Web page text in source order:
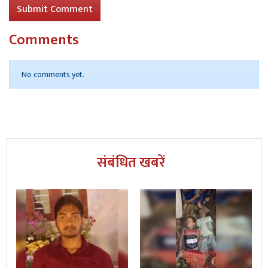
Read Moreपुल निर्माण के लिए खोदे गए गड्ढे में डूब कर दो
बालकों की हुई मौत।
Submit Comment
Comments
No comments yet.
संबंधित खबरें